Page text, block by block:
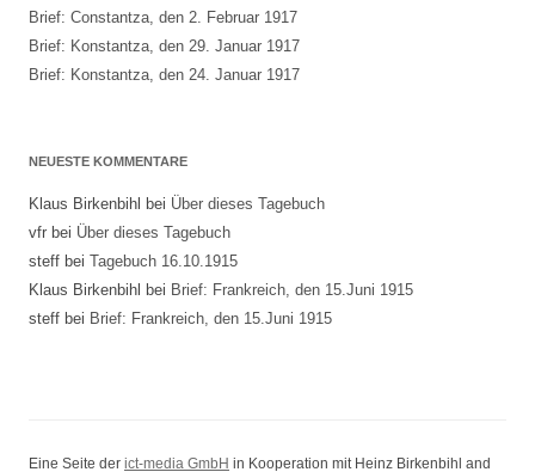
Brief: Constantza, den 2. Februar 1917
Brief: Konstantza, den 29. Januar 1917
Brief: Konstantza, den 24. Januar 1917
NEUESTE KOMMENTARE
Klaus Birkenbihl bei Über dieses Tagebuch
vfr bei Über dieses Tagebuch
steff bei Tagebuch 16.10.1915
Klaus Birkenbihl bei Brief: Frankreich, den 15.Juni 1915
steff bei Brief: Frankreich, den 15.Juni 1915
Eine Seite der ict-media GmbH in Kooperation mit Heinz Birkenbihl and